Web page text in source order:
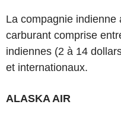
La compagnie
carburant comprise
indiennes (2 à 14
et internationaux.
ALASKA AIR